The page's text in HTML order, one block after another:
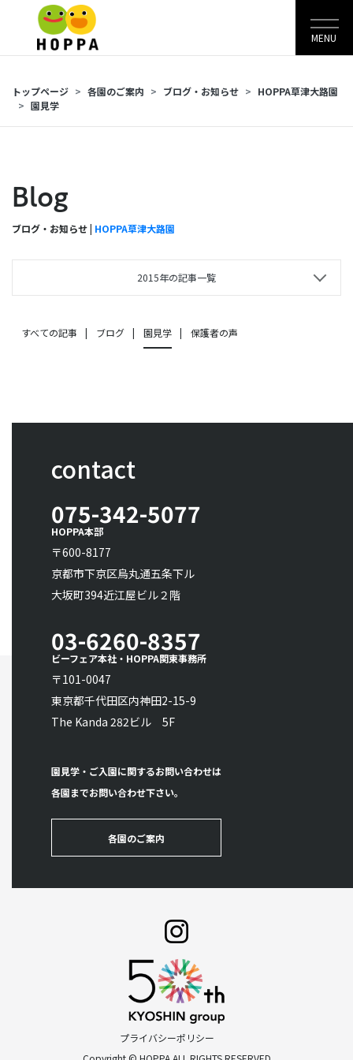
MENU
トップページ 各園のご案内 ブログ・お知らせ
HOPPA草津大路園
園見学
Blog
ブログ・お知らせ | HOPPA草津大路園
2015年の記事一覧
すべての記事 ブログ 園見学 保護者の声
contact
075-342-5077
HOPPA本部
〒600-8177
京都市下京区烏丸通五条下ル
大坂町394近江屋ビル２階
03-6260-8357
ビーフェア本社・HOPPA関東事務所
〒101-0047
東京都千代田区内神田2-15-9
The Kanda 282ビル 5F
園見学・ご入園に関するお問い合わせは
各園までお問い合わせ下さい。
各園のご案内
プライバシーポリシー